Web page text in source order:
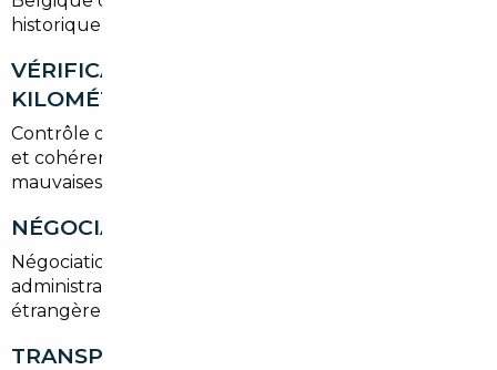
historique d'entretien.
VÉRIFICATION HISTORIQUE ET
KILOMÉTRAGE
Contrôle des relevés d'entretien, rapports d'expertise
et cohérence des compteurs pour éviter les
mauvaises surprises.
NÉGOCIATION ET ACHAT
Négociation du prix d'achat, vérification du dossier
administratif (certificat de conformité, carte grise
étrangère, facture) et versement sécurisé.
TRANSPORT ET IMMATRICULATION